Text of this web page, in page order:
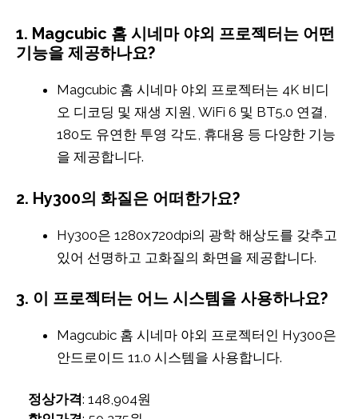
1. Magcubic 홈 시네마 야외 프로젝터는 어떤
기능을 제공하나요?
Magcubic 홈 시네마 야외 프로젝터는 4K 비디
오 디코딩 및 재생 지원, WiFi 6 및 BT5.0 연결,
180도 유연한 투영 각도, 휴대용 등 다양한 기능
을 제공합니다.
2. Hy300의 화질은 어떠한가요?
Hy300은 1280x720dpi의 광학 해상도를 갖추고
있어 선명하고 고화질의 화면을 제공합니다.
3. 이 프로젝터는 어느 시스템을 사용하나요?
Magcubic 홈 시네마 야외 프로젝터인 Hy300은
안드로이드 11.0 시스템을 사용합니다.
정상가격: 148,904원